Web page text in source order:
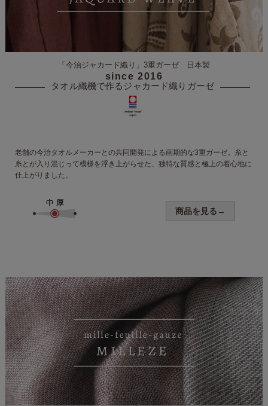
タオル織機で作る ジャカード織りガーゼ
「今治ジャカード織り」 3重ガーゼ 日本製
since 2016
老舗の今治タオルメーカーとの共同開発による画期的な3重ガーゼ。糸と
糸とが入り混じって模様を浮き上がらせた、独特な質感と極上の着心地に
仕上がりました。
商品を見る→